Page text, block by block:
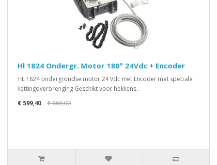
Hl 1824 Ondergr. Motor 180° 24Vdc + Encoder
HL 1824 ondergrondse motor 24 Vdc met Encoder met speciale
kettingoverbrenging Geschikt voor hekkens..
€ 599,40
€ 666,00